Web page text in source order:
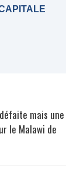
mais une
le Malawi de